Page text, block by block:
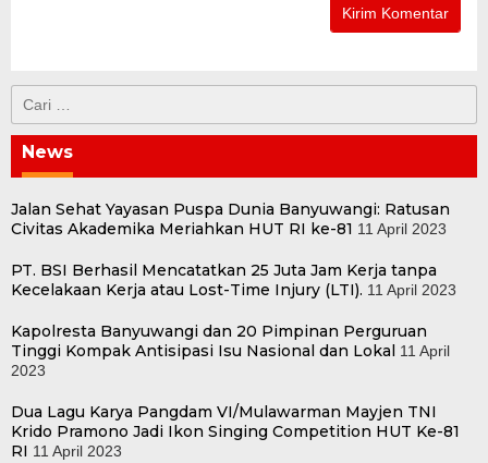
untuk:
News
Jalan Sehat Yayasan Puspa Dunia Banyuwangi: Ratusan
Civitas Akademika Meriahkan HUT RI ke-81 11 April 2023
PT. BSI Berhasil Mencatatkan 25 Juta Jam Kerja tanpa
Kecelakaan Kerja atau Lost-Time Injury (LTI). 11 April 2023
Kapolresta Banyuwangi dan 20 Pimpinan Perguruan
Tinggi Kompak Antisipasi Isu Nasional dan Lokal 11 April
2023
Dua Lagu Karya Pangdam VI/Mulawarman Mayjen TNI
Krido Pramono Jadi Ikon Singing Competition HUT Ke-81
RI 11 April 2023